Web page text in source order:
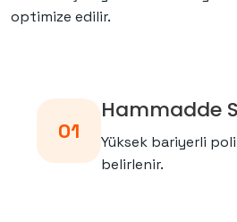
optimize edilir.
01
Hammadde
Yüksek bariyerli
belirlenir.